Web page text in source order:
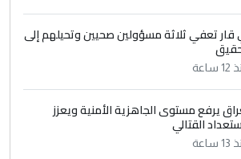
تعفي ثلاثة مسؤولين صحيين وتحيلهم إلى
يرفع مستوى الجاهزية الأمنية ويعزز
القتالي